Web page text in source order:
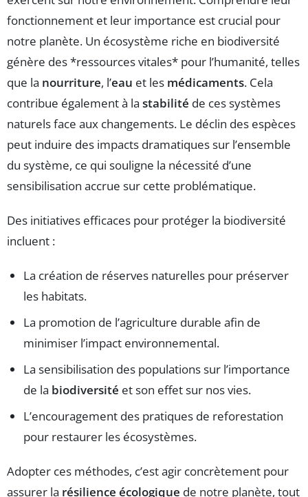
fonctionnement et leur importance est crucial pour
notre planète. Un écosystème riche en biodiversité
génère des *ressources vitales* pour l’humanité, telles
que la nourriture, l’eau et les médicaments. Cela
contribue également à la stabilité de ces systèmes
naturels face aux changements. Le déclin des espèces
peut induire des impacts dramatiques sur l’ensemble
du système, ce qui souligne la nécessité d’une
sensibilisation accrue sur cette problématique.
Des initiatives efficaces pour protéger la biodiversité
incluent :
La création de réserves naturelles pour préserver
les habitats.
La promotion de l’agriculture durable afin de
minimiser l’impact environnemental.
La sensibilisation des populations sur l’importance
de la biodiversité et son effet sur nos vies.
L’encouragement des pratiques de reforestation
pour restaurer les écosystèmes.
Adopter ces méthodes, c’est agir concrètement pour
assurer la résilience écologique de notre planète, tout